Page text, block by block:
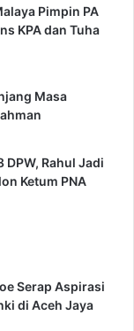
Pimpin PA
KPA dan Tuha
Masa
Rahul Jadi
Ketum PNA
Serap Aspirasi
di Aceh Jaya